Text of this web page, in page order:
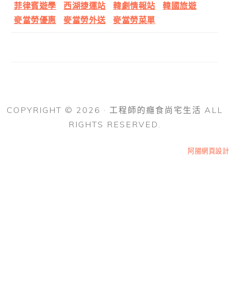
菲律賓遊學
西湖捷運站 韓劇情報站
韓國旅遊
麥當勞優惠
麥當勞外送 麥當勞菜單
COPYRIGHT © 2026 · 工程師的癮食尚宅生活 ALL
RIGHTS RESERVED.
阿腸網頁設計